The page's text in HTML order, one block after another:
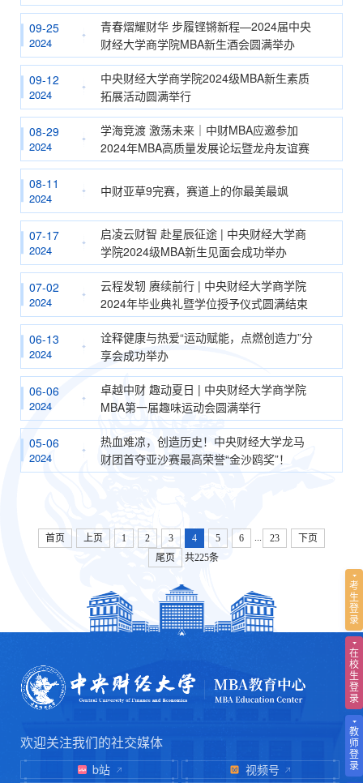
09-25
2024
青春熠耀财华 步履铿锵新程—2024届中央
财经大学商学院MBA新生酒会圆满举办
09-12
2024
中央财经大学商学院2024级MBA新生素质
拓展活动圆满举行
08-29
2024
学海竞渡 激荡未来｜中财MBA应邀参加
2024年MBA高质量发展论坛暨龙舟友谊赛
08-11
2024 中财亚草9完赛，赛道上的你最美最飒
07-17
2024
启凌云财智 赴星辰征途 | 中央财经大学商
学院2024级MBA新生见面会成功举办
07-02
2024
云程发轫 赓续前行 | 中央财经大学商学院
2024年毕业典礼暨学位授予仪式圆满结束
06-13
2024
诠释健康与热爱“运动赋能，点燃创造力”分
享会成功举办
06-06
2024
卓越中财 趣动夏日 | 中央财经大学商学院
MBA第一届趣味运动会圆满举行
05-06
2024
热血难凉，创造历史！中央财经大学龙马
财团首夺亚沙赛最高荣誉“金沙鸥奖”！
首页 上页 1 2 3 4 5 6 23
下页
尾页
共225条
欢迎关注我们的社交媒体
b站 视频号
考
生
登
录
在
校
生
登
录
教
师
登
录